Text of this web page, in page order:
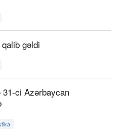
gəldi
ci Azərbaycan